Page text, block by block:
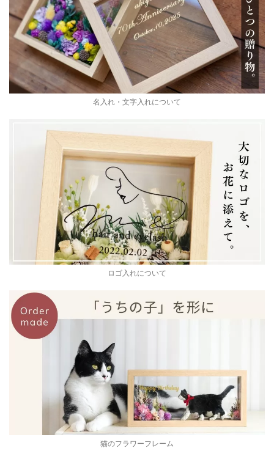
名入れ・文字入れについて
ロゴ入れについて
猫のフラワーフレーム